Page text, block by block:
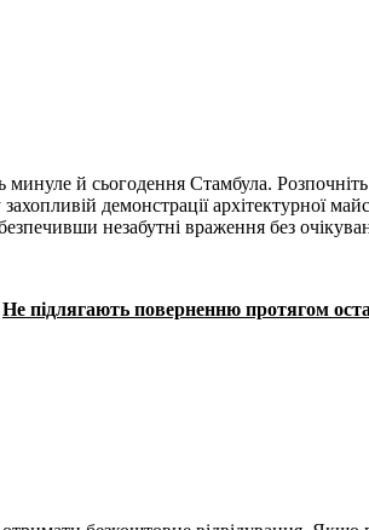
й сьогодення Стамбула.
демонстрації архітектурної
незабутні враження без
Не підлягають поверненню протягом